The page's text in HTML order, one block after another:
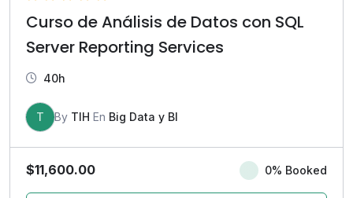
Curso de Análisis de Datos con SQL
Server Reporting Services
40h
T By TIH En Big Data y BI
$11,600.00 0% Booked